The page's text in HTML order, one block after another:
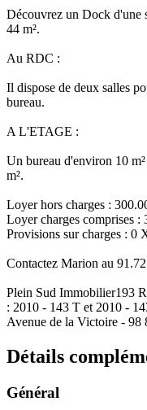
Découvrez un Dock d'une
44 m².
Au RDC :
Il dispose de deux salles
bureau.
A L'ETAGE :
Un bureau d'environ 10
m².
Loyer hors charges :
Loyer charges comprises :
Provisions sur charges : 0
Contactez Marion au
Plein Sud Immobilier193
: 2010 - 143 T et 2010 -
Avenue de la Victoire -
Détails
Général